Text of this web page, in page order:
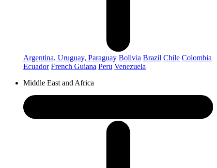
Argentina, Uruguay, Paraguay Bolivia Brazil Chile Colombia
Ecuador French Guiana Peru Venezuela
Middle East and Africa